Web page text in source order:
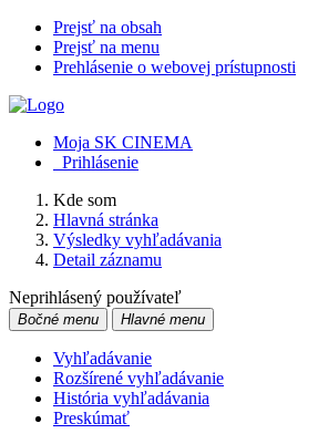
Prejsť na obsah
Prejsť na menu
Prehlásenie o webovej prístupnosti
Moja SK CINEMA
Prihlásenie
Kde som
Hlavná stránka
Výsledky vyhľadávania
Detail záznamu
Neprihlásený používateľ
Bočné menu Hlavné menu
Vyhľadávanie
Rozšírené vyhľadávanie
História vyhľadávania
Preskúmať